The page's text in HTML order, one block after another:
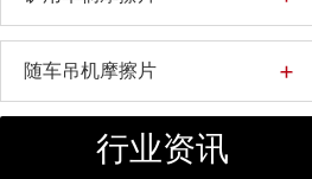
随车吊机摩擦片
行业资讯